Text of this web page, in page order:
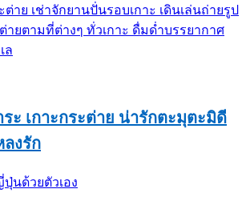
ระ เกาะกระต่าย น่ารักตะมุตะมิดี
ลงรัก
ปุ่นด้วยตัวเอง